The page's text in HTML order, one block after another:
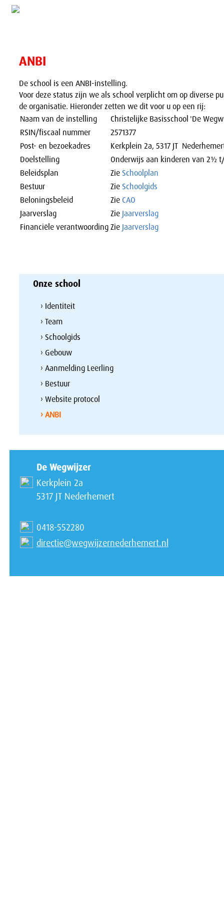
ANBI
De school is een ANBI-instelling.
Voor deze status zijn we als school verplicht om op diverse
de organisatie. Hieronder zetten we dit voor u op een rij:
Naam van de instelling
Christelijke Basisschool 'De
RSIN/fiscaal nummer
2571377
Post- en bezoekadres
Kerkplein 2a, 5317 JT
Doelstelling
Onderwijs aan kinderen van 2½
Beleidsplan
Zie Schoolplan
Bestuur
Zie Schoolgids
Beloningsbeleid
ZieCAO
Jaarverslag
Zie Jaarverslag
Financiële verantwoording Zie Jaarverslag
Onze school
› Identiteit
› Team
› Schoolgids
› Gebouw
› Aanmelding Leerling
› Bestuur
› Website protocol
› ANBI
De Wegwijzer
Kerkplein 2a
5317 JT Nederhemert
0418-552280
directie@wegwijzernederhemert.nl